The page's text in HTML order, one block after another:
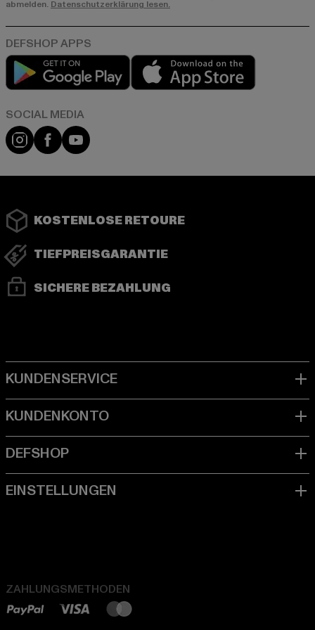
abmelden.Datenschutzerklärung lesen.
Play market
Instagram
FacebookYouTube
KOSTENLOSE RETOURE
TIEFPREISGARANTIE
SICHERE BEZAHLUNG
ZAHLUNGSMETHODEN